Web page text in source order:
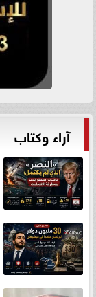
آراء وكتاب